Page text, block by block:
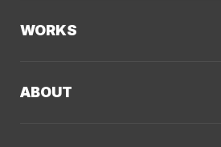
Web制作
デザイン・ブランディング
LLMO／AIO／GEO診断
WORKS
ABOUT